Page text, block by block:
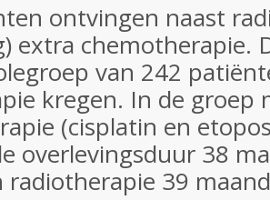
ontvingen naast
extra chemotherapie.
van 242
kregen. In de groep
(cisplatin en
overlevingsduur 38
radiotherapie 39